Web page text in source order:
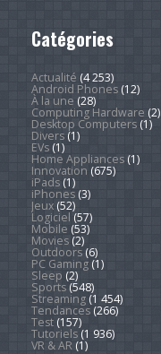
Catégories
Actualité (4 253)
Android Phones(12)
À la une (28)
Computing Hardware (2)
Desktop Computers(1)
Divers(1)
EVs(1)
Home Appliances(1)
Innovation (675)
iPads(1)
iPhones(3)
Jeux(52)
Logiciel (57)
Mobile (53)
Movies(2)
Outdoors(6)
PC Gaming(1)
Sleep (2)
Sports(548)
Streaming(1 454)
Tendances(266)
Test(157)
Tutoriels(1 936)
VR & AR(1)